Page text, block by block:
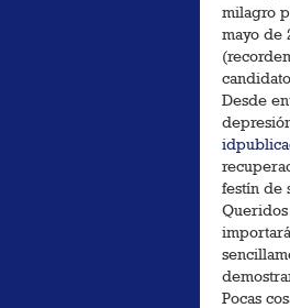
milagro
mayo de
Desde
festín de
Pocas